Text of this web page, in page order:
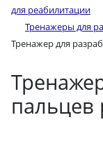
для реабилитации
Тренажеры для
Тренажер для
пальцев